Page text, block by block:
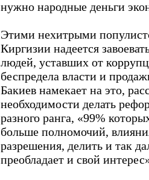
нужно народные деньги
Этими нехитрыми
Киргизии надеется
людей, уставших от
беспредела власти и
Бакиев намекает на это,
необходимости делать
разного ранга, «99%
больше полномочий,
разрешения, делить и так
преобладает и свой